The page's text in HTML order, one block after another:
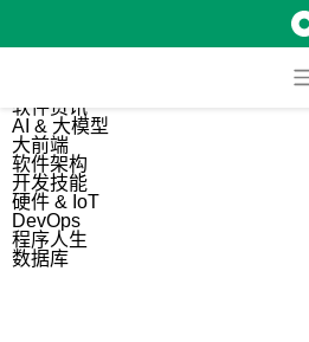
软件资讯
AI & 大模型
大前端
软件架构
开发技能
硬件 & IoT
DevOps
程序人生
数据库